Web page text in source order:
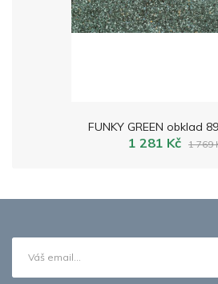
FUNKY GREEN obklad
1 281 Kč 1 769